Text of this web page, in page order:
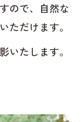
ので、自然な
ただけます。
いたします。